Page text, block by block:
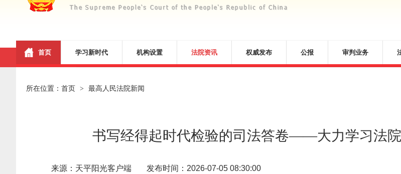
首页 学习新时代 机构设置 法院资讯 权威发布 公报 审判业务
所在位置： 首页 > 最高人民法院新闻
书写经得起时代检验的司法答卷——大力学习法
来源：天平阳光客户端 发布时间：2026-07-05 08:30:00